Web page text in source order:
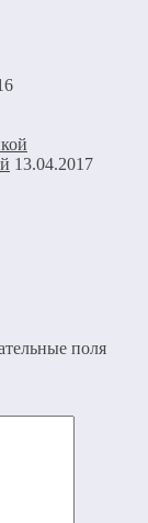
13.04.2017
поля